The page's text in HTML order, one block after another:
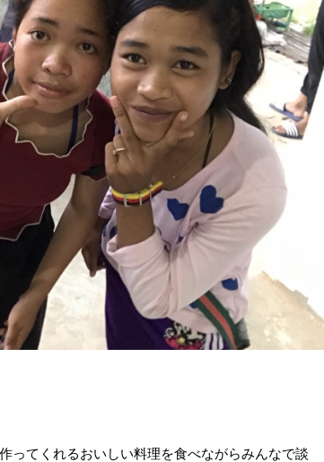
ってくれるおいしい料理を食べながらみんなで談